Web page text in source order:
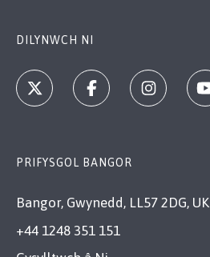
DILYNWCH NI
PRIFYSGOL BANGOR
Bangor, Gwynedd, LL57 2DG, UK
+44 1248 351 151